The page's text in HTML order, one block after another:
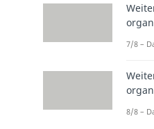
7/8 –
8/8 –